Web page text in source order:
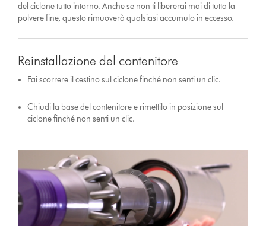
del ciclone tutto intorno. Anche se non ti libererai mai di tutta la
polvere fine, questo rimuoverà qualsiasi accumulo in eccesso.
Reinstallazione del contenitore
Fai scorrere il cestino sul ciclone finché non senti un clic.
Chiudi la base del contenitore e rimettilo in posizione sul
ciclone finché non senti un clic.